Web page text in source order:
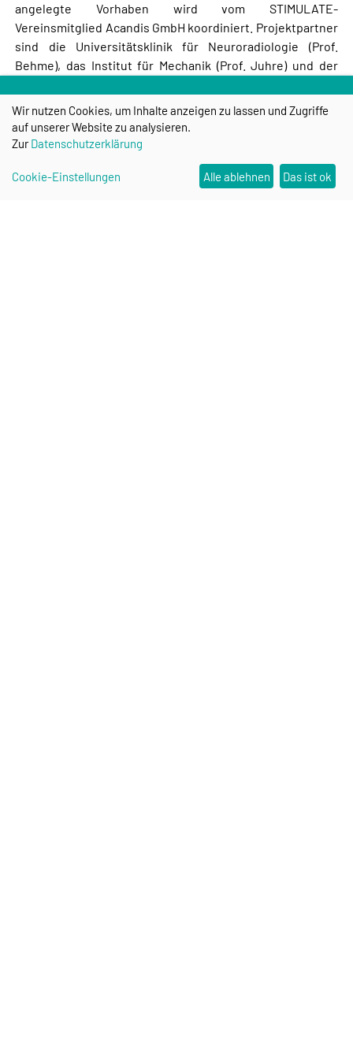
angelegte Vorhaben wird vom STIMULATE-
Vereinsmitglied Acandis GmbH koordiniert. Projektpartner
sind die Universitätsklinik für Neuroradiologie (Prof.
Behme), das Institut für Mechanik (Prof. Juhre) und der
(Prof. Janiga) der Universität Magdeburg sowie die
STIMULATE-Forschungsgruppen Image Processing (Prof.
Saalfeld) und Medical Flows (PD Berg). Das Vorhaben wird
Wir nutzen Cookies, um Inhalte anzeigen zu lassen und Zugriffe
auf unserer Website zu analysieren.
ZurDatenschutzerklärung
Cookie-Einstellungen Alle ablehnen Das ist ok